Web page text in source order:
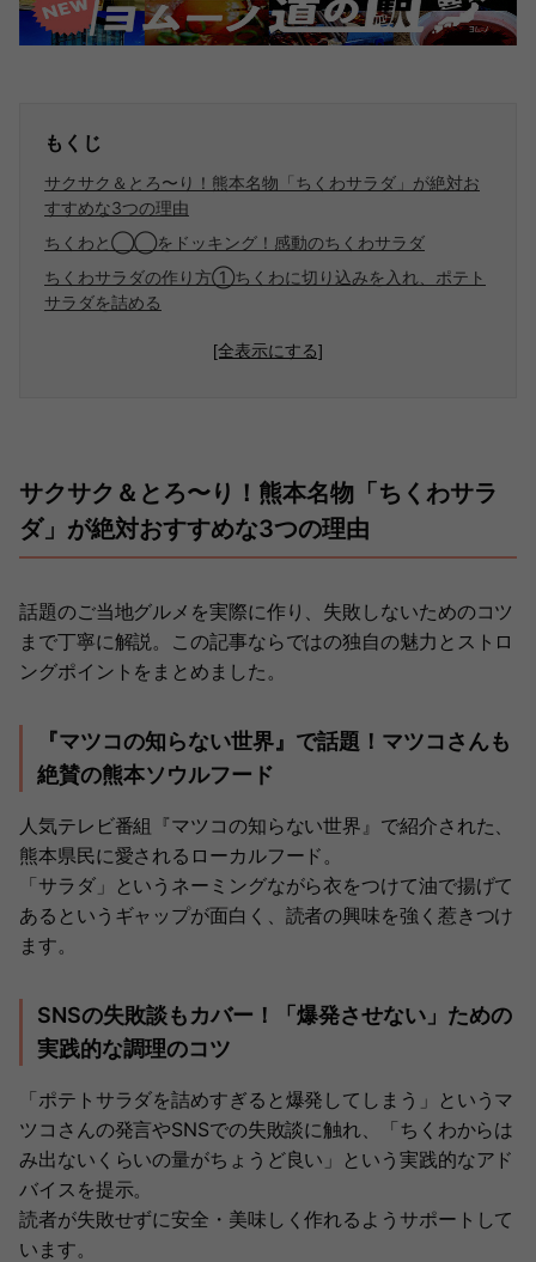
もくじ
サクサク＆とろ〜り！熊本名物「ちくわサラダ」が絶対お
すすめな3つの理由
ちくわと◯◯をドッキング！感動のちくわサラダ
ちくわサラダの作り方①ちくわに切り込みを入れ、ポテト
サラダを詰める
[全表示にする]
サクサク＆とろ〜り！熊本名物「ちくわサラ
ダ」が絶対おすすめな3つの理由
話題のご当地グルメを実際に作り、失敗しないためのコツ
まで丁寧に解説。この記事ならではの独自の魅力とストロ
ングポイントをまとめました。
『マツコの知らない世界』で話題！マツコさんも
絶賛の熊本ソウルフード
人気テレビ番組『マツコの知らない世界』で紹介された、
熊本県民に愛されるローカルフード。
「サラダ」というネーミングながら衣をつけて油で揚げて
あるというギャップが面白く、読者の興味を強く惹きつけ
ます。
SNSの失敗談もカバー！「爆発させない」ための
実践的な調理のコツ
「ポテトサラダを詰めすぎると爆発してしまう」というマ
ツコさんの発言やSNSでの失敗談に触れ、「ちくわからは
み出ないくらいの量がちょうど良い」という実践的なアド
バイスを提示。
読者が失敗せずに安全・美味しく作れるようサポートして
います。